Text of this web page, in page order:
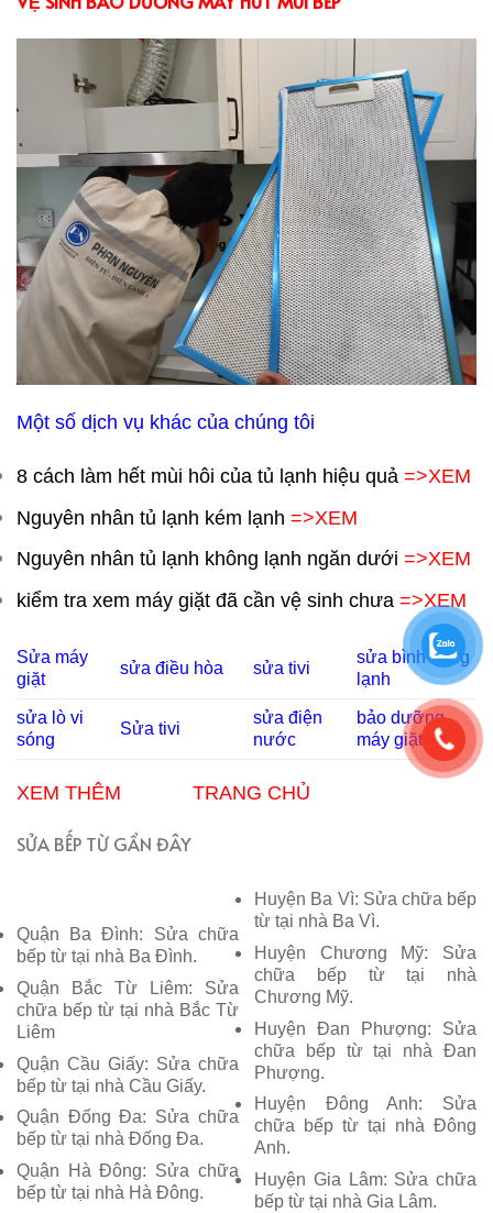
Một số dịch vụ khác của chúng tôi
8 cách làm hết mùi hôi của tủ lạnh hiệu quả =>XEM
Nguyên nhân tủ lạnh kém lạnh =>XEM
Nguyên nhân tủ lạnh không lạnh ngăn dưới =>XEM
kiểm tra xem máy giặt đã cần vệ sinh chưa =>XEM
Sửa máy
giặt
sửa điều hòa sửa tivi
sửa bình nóng
lạnh
sửa lò vi
sóng
Sửa tivi
sửa điện
nước
bảo dưỡng
máy giặt
XEM THÊM TRANG CHỦ
SỬA BẾP TỪ GẦN ĐÂY
Quận Ba Đình: Sửa chữa
bếp từ tại nhà Ba Đình.
Quận Bắc Từ Liêm: Sửa
chữa bếp từ tại nhà Bắc Từ
Liêm
Quận Cầu Giấy: Sửa chữa
bếp từ tại nhà Cầu Giấy.
Quận Đống Đa: Sửa chữa
bếp từ tại nhà Đống Đa.
Quận Hà Đông: Sửa chữa
bếp từ tại nhà Hà Đông.
Huyện Ba Vì: Sửa chữa bếp
từ tại nhà Ba Vì.
Huyện Chương Mỹ: Sửa
chữa bếp từ tại nhà
Chương Mỹ.
Huyện Đan Phượng: Sửa
chữa bếp từ tại nhà Đan
Phượng.
Huyện Đông Anh: Sửa
chữa bếp từ tại nhà Đông
Anh.
Huyện Gia Lâm: Sửa chữa
bếp từ tại nhà Gia Lâm.